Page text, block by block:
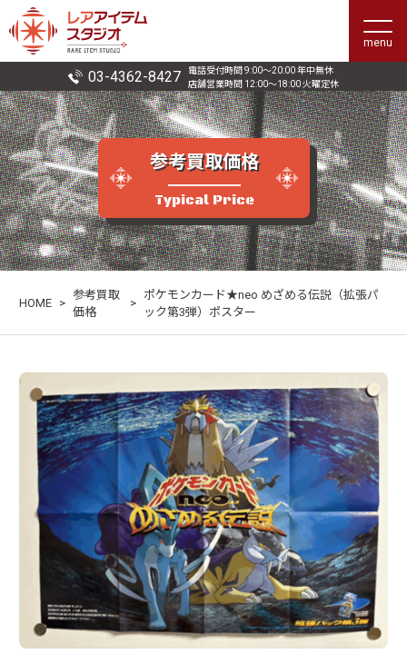
menu
03-4362-8427
電話受付時間 9:00〜20:00 年中無休
店舗営業時間 12:00〜18:00 火曜定休
参考買取価格
Typical Price
HOME >
参考買取
価格
>
ポケモンカード★neo めざめる伝説（拡張パ
ック第3弾）ポスター